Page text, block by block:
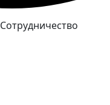
Сотрудничество